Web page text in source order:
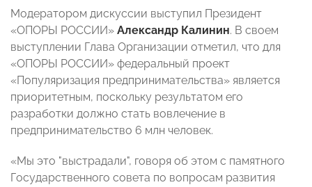
Модератором дискуссии выступил Президент
«ОПОРЫ РОССИИ» Александр Калинин. В своем
выступлении Глава Организации отметил, что для
«ОПОРЫ РОССИИ» федеральный проект
«Популяризация предпринимательства» является
приоритетным, поскольку результатом его
разработки должно стать вовлечение в
предпринимательство 6 млн человек.
«Мы это "выстрадали", говоря об этом с памятного
Государственного совета по вопросам развития